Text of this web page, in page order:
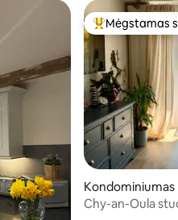
Svečių
Mėgstamas
Kondominiumas
Chy-an-Oula